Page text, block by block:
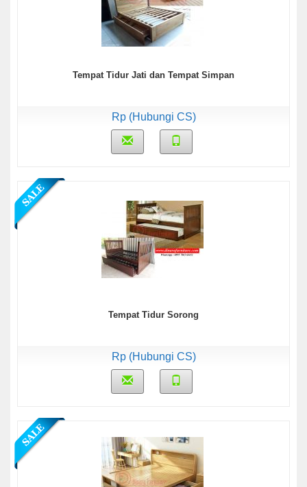
Tempat Tidur Jati dan Tempat Simpan
Rp (Hubungi CS)
Tempat Tidur Sorong
Rp (Hubungi CS)